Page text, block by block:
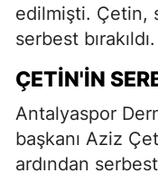
edilmişti. Çetin,
serbest bırakıldı.
ÇETIN'IN
Antalyaspor
başkanı Aziz
ardından serbest